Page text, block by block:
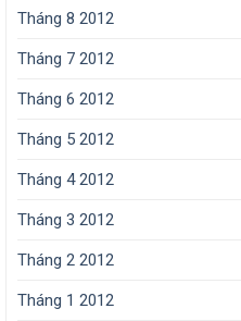
Tháng 8 2012
Tháng 7 2012
Tháng 6 2012
Tháng 5 2012
Tháng 4 2012
Tháng 3 2012
Tháng 2 2012
Tháng 1 2012